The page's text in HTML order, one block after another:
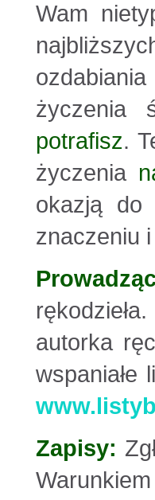
Wam
życzenia
potrafisz.
życzenia
okazją do
znaczeniu
autorka
Zapisy: